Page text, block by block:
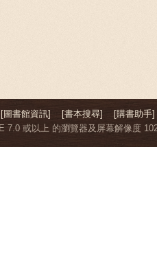
[圖書館資訊] [書本搜尋]
[購書助手]
7.0 或以上 的瀏覽器及屏幕解像度